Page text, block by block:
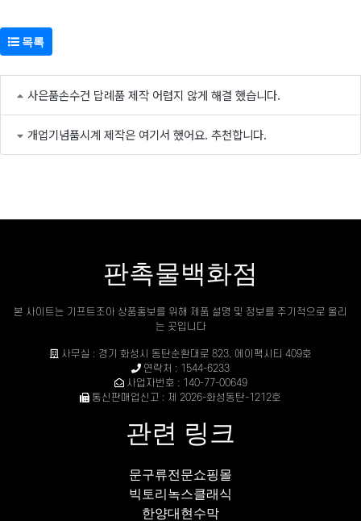
목록
사은품손수건 답례품 제작 어렵지 않게 해결 했습니다.
개업기념품시계 제작은 여기서 했어요. 추천합니다.
판촉물백화점
본 사이트는 기프트조아 상품홍보를 위해 제품 설명 및 정보를 주기적으로 올리
는 곳입니다
사무실 : 경기 화성시 동탄순환대로 823, 에이팩시티 409호
연락처 : 1544-6233
사업자번호 : 140-77-00649
통신판매업신고 : 제 2026-화성동탄-1212호
관련 링크
문구류전문쇼핑몰
빅토리녹스클래식
한양대현수막